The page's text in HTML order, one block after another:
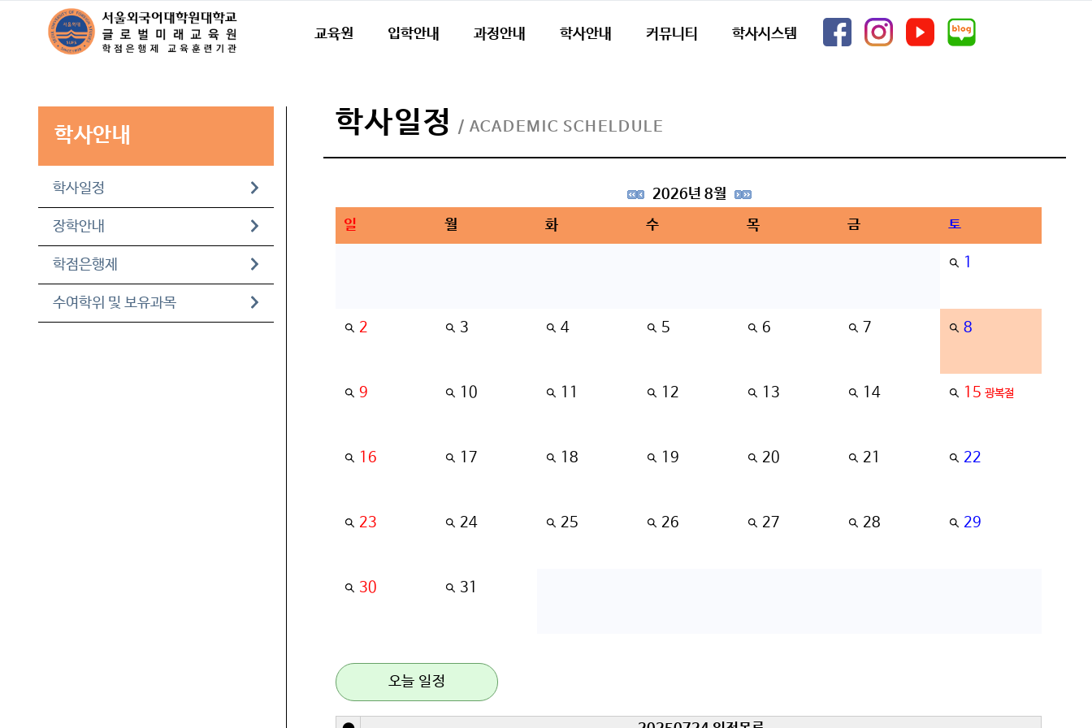
교육원 입학안내 과정안내 학사안내 커뮤니티 학사시스템
학사안내
학사일정
장학안내
학점은행제
수여학위 및 보유과목
학사일정 / ACADEMIC SCHELDULE
2026년 8월
일
월 화 수 목 금 토
1
2 3 4 5 6 7 8
9 10 11 12 13 14 15 광복절
16 17 18 19 20 21 22
23 24 25 26 27 28 29
30 31
오늘 일정